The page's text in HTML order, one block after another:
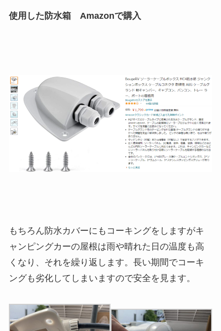
使用した防水箱 Amazonで購入
もちろん防水カバーにもコーキングをしますがキ
ャンピングカーの屋根は雨や晴れた日の温度も高
くなり、それを繰り返します。長い期間でコーキ
ングも劣化してしまいますので安全を見ます。